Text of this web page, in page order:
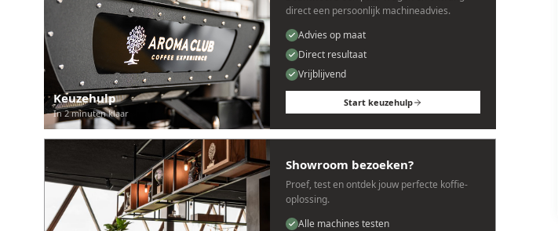
Keuzehulp
In 2 minuten klaar
direct een persoonlijk machineadvies.
Advies op maat
Direct resultaat
Vrijblijvend
Start keuzehulp
Showroom bezoeken?
Proef, test en ontdek jouw perfecte koffie-
oplossing.
Alle machines testen